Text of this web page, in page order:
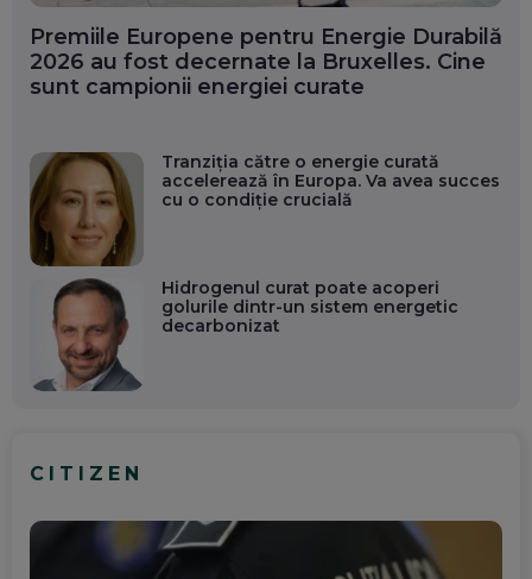
Premiile Europene pentru Energie Durabilă
2026 au fost decernate la Bruxelles. Cine
sunt campionii energiei curate
Tranziția către o energie curată
accelerează în Europa. Va avea succes
cu o condiție crucială
Hidrogenul curat poate acoperi
golurile dintr-un sistem energetic
decarbonizat
CITIZEN